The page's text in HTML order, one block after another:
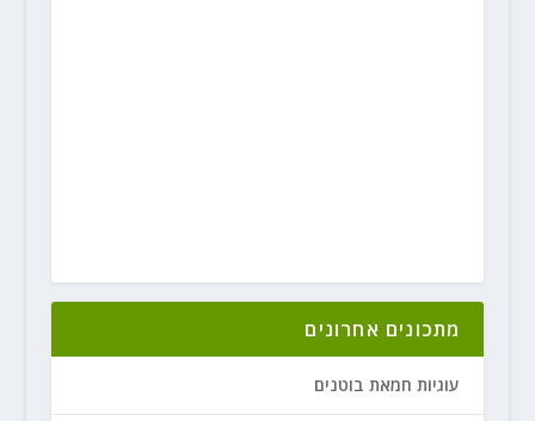
מתכונים אחרונים
עוגיות חמאת בוטנים